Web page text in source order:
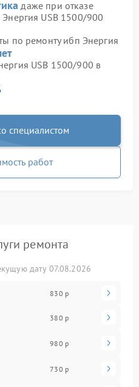
даже при отказе
USB 1500/900
по ремонту ибп Энергия
USB 1500/900 в
специалистом
работ
ремонта
дату 07.08.2026
830 р
380 р
980 р
730 р